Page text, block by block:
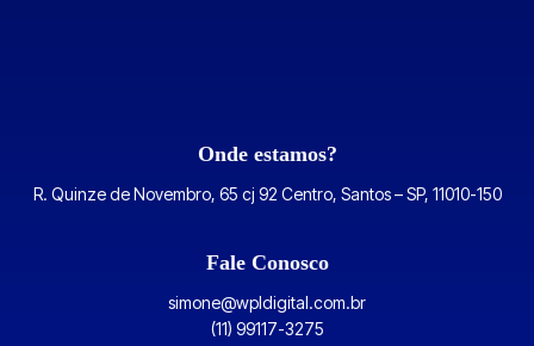
Onde estamos?
R. Quinze de Novembro, 65 cj 92 Centro, Santos – SP, 11010-150
Fale Conosco
simone@wpldigital.com.br
(11) 99117-3275